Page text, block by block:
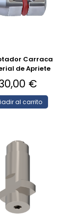
Carraca
de Apriete
€
al carrito